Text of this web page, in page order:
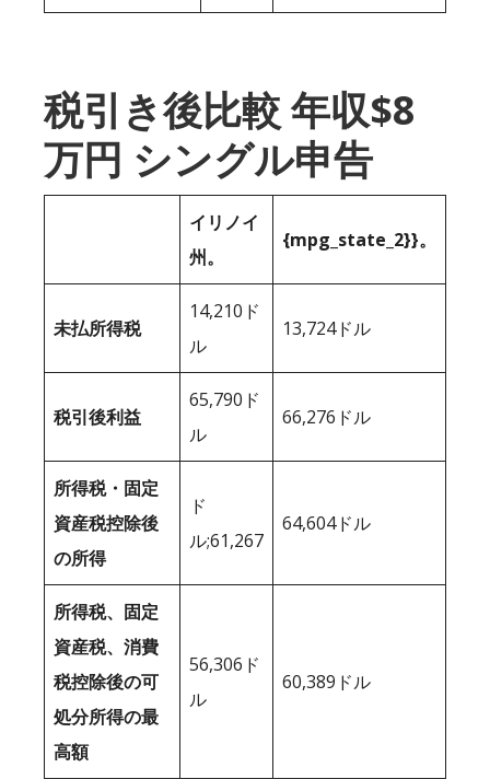
税引き後比較 年収$8
万円 シングル申告
イリノイ
州。
{mpg_state_2}}。
未払所得税
14,210ド
ル
13,724ドル
税引後利益
65,790ド
ル
66,276ドル
所得税・固定
資産税控除後
の所得
ド
ル;61,267
64,604ドル
所得税、固定
資産税、消費
税控除後の可
処分所得の最
高額
56,306ド
ル
60,389ドル